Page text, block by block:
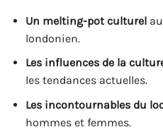
Un melting-pot culturelau
londonien.
Les influences de la
les tendances actuelles.
Les incontournables du
hommes et femmes.